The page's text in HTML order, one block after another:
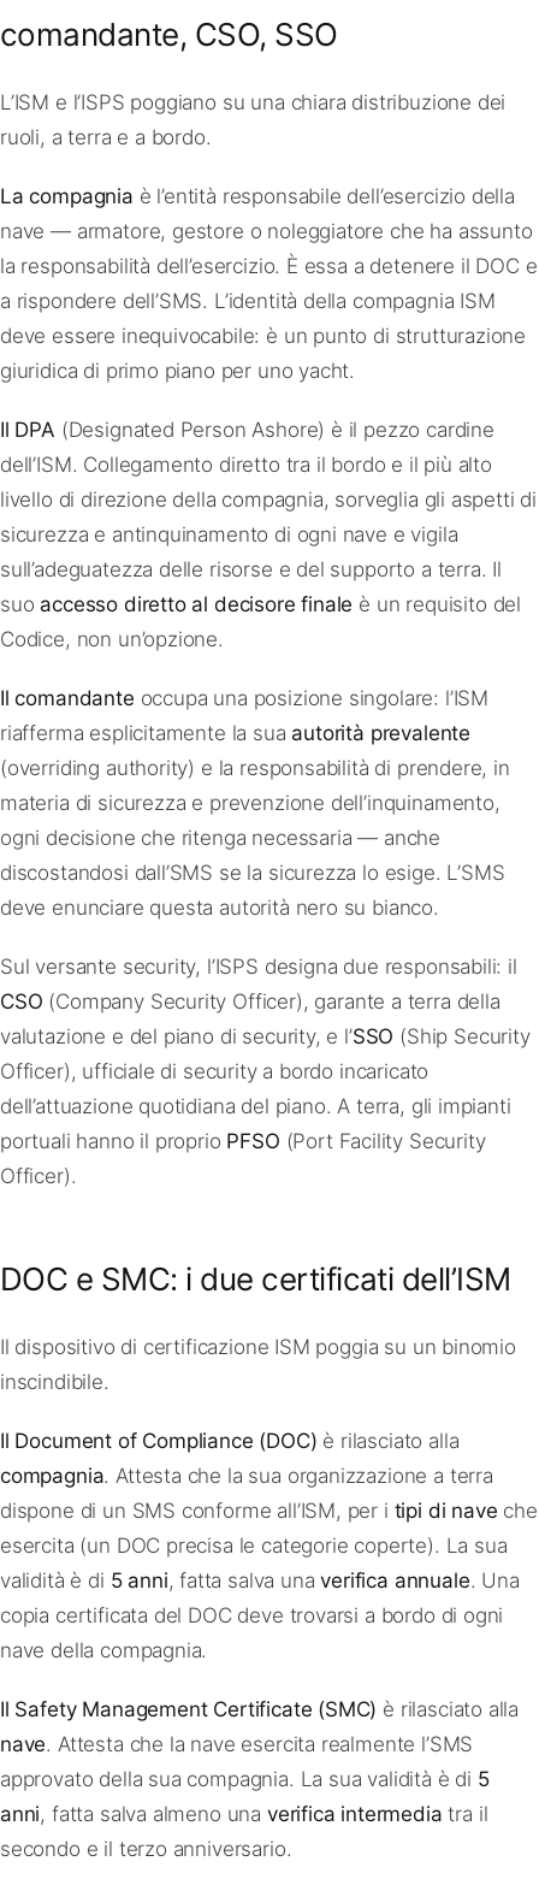
comandante, CSO, SSO
L’ISM e l’ISPS poggiano su una chiara distribuzione dei
ruoli, a terra e a bordo.
La compagnia è l’entità responsabile dell’esercizio della
nave — armatore, gestore o noleggiatore che ha assunto
la responsabilità dell’esercizio. È essa a detenere il DOC e
a rispondere dell’SMS. L’identità della compagnia ISM
deve essere inequivocabile: è un punto di strutturazione
giuridica di primo piano per uno yacht.
Il DPA (Designated Person Ashore) è il pezzo cardine
dell’ISM. Collegamento diretto tra il bordo e il più alto
livello di direzione della compagnia, sorveglia gli aspetti di
sicurezza e antinquinamento di ogni nave e vigila
sull’adeguatezza delle risorse e del supporto a terra. Il
suo accesso diretto al decisore finale è un requisito del
Codice, non un’opzione.
Il comandante occupa una posizione singolare: l’ISM
riafferma esplicitamente la sua autorità prevalente
(overriding authority) e la responsabilità di prendere, in
materia di sicurezza e prevenzione dell’inquinamento,
ogni decisione che ritenga necessaria — anche
discostandosi dall’SMS se la sicurezza lo esige. L’SMS
deve enunciare questa autorità nero su bianco.
Sul versante security, l’ISPS designa due responsabili: il
CSO (Company Security Officer), garante a terra della
valutazione e del piano di security, e l’SSO (Ship Security
Officer), ufficiale di security a bordo incaricato
dell’attuazione quotidiana del piano. A terra, gli impianti
portuali hanno il proprio PFSO (Port Facility Security
Officer).
DOC e SMC: i due certificati dell’ISM
Il dispositivo di certificazione ISM poggia su un binomio
inscindibile.
Il Document of Compliance (DOC) è rilasciato alla
compagnia. Attesta che la sua organizzazione a terra
dispone di un SMS conforme all’ISM, per i tipi di nave che
esercita (un DOC precisa le categorie coperte). La sua
validità è di 5 anni, fatta salva unaverifica annuale. Una
copia certificata del DOC deve trovarsi a bordo di ogni
nave della compagnia.
Il Safety Management Certificate (SMC) è rilasciato alla
nave. Attesta che la nave esercita realmente l’SMS
approvato della sua compagnia. La sua validità è di 5
anni, fatta salva almeno una verifica intermedia tra il
secondo e il terzo anniversario.